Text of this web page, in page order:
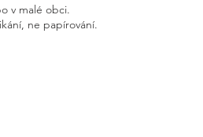
v malé obci.
ne papírování.